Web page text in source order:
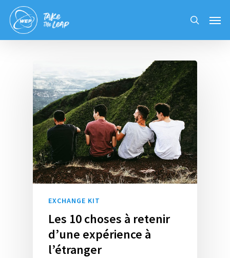
Skip
main
search
EXCHANGE KIT
Les 10 choses à retenir
d’une expérience à
l’étranger